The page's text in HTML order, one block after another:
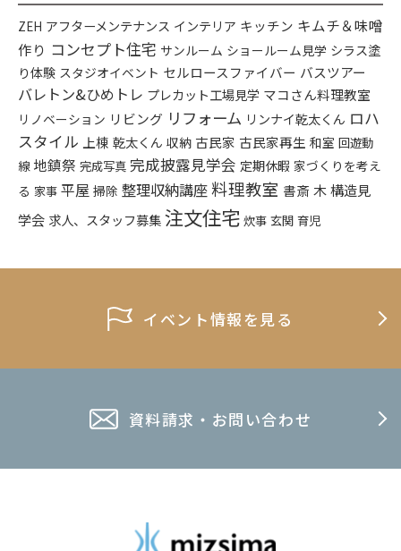
ZEH アフターメンテナンス インテリア キッチン キムチ＆味噌
作り コンセプト住宅 サンルーム ショールーム見学 シラス塗
り体験 スタジオイベント セルロースファイバー バスツアー
バレトン&ひめトレ プレカット工場見学 マコさん料理教室
リノベーション リビング リフォーム リンナイ乾太くん ロハ
スタイル 上棟 乾太くん 収納 古民家 古民家再生 和室 回遊動
線 地鎮祭 完成写真 完成披露見学会 定期休暇 家づくりを考え
る 家事 平屋 掃除 整理収納講座料理教室 書斎 木構造見
学会 求人、スタッフ募集注文住宅 炊事 玄関 育児
イベント情報を見る
資料請求・お問い合わせ